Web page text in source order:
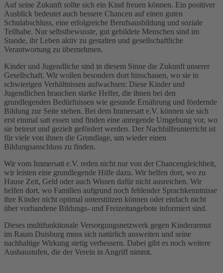
Auf seine Zukunft sollte sich ein Kind freuen können. Ein positiver
Ausblick bedeutet auch bessere Chancen auf einen guten
Schulabschluss, eine erfolgreiche Berufsausbildung und soziale
Teilhabe. Nur selbstbewusste, gut gebildete Menschen sind im
Stande, ihr Leben aktiv zu gestalten und gesellschaftliche
Verantwortung zu übernehmen.
Kinder und Jugendliche sind in diesem Sinne die Zukunft unserer
Gesellschaft. Wir wollen besonders dort hinschauen, wo sie in
schwierigen Verhältnissen aufwachsen: Diese Kinder und
Jugendlichen brauchen starke Helfer, die ihnen bei den
grundlegenden Bedürfnissen wie gesunde Ernährung und fördernde
Bildung zur Seite stehen. Bei dem Immersatt e.V. können sie sich
erst einmal satt essen und finden eine anregende Umgebung vor, wo
sie betreut und gezielt gefördert werden. Der Nachhilfeunterricht ist
für viele von ihnen die Grundlage, um wieder einen
Bildungsanschluss zu finden.
Wir vom Immersatt e.V. reden nicht nur von der Chancengleichheit,
wir leisten eine grundlegende Hilfe dazu. Wir helfen dort, wo zu
Hause Zeit, Geld oder auch Wissen dafür nicht ausreichen. Wir
helfen dort, wo Familien aufgrund noch fehlender Sprachkenntnisse
ihre Kinder nicht optimal unterstützen können oder einfach nicht
über vorhandene Bildungs- und Freizeitangebote informiert sind.
Dieses multifunktionale Versorgungsnetzwerk gegen Kinderarmut
im Raum Duisburg muss sich natürlich ausweiten und seine
nachhaltige Wirkung stetig verbessern. Dabei gibt es noch weitere
Ausbaustufen, die der Verein in Angriff nimmt.